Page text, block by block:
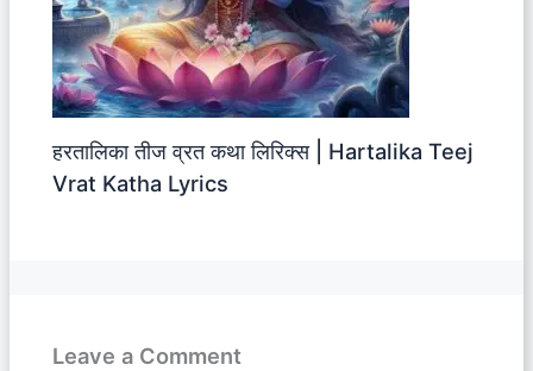
हरतालिका तीज व्रत कथा लिरिक्स | Hartalika Teej
Vrat Katha Lyrics
Leave a Comment